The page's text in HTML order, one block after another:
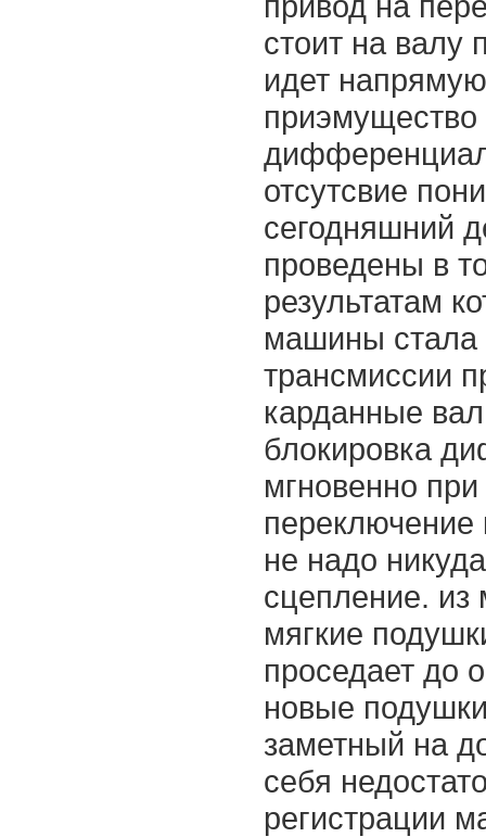
стоит на валу
идет
отсутсвие
сегодняшний
проведены в
результатам
машины стала
трансмиссии
карданные
блокировка
мгновенно
переключение
не надо
сцепление. из
мягкие
проседает до
новые
заметный на
себя
регистрации